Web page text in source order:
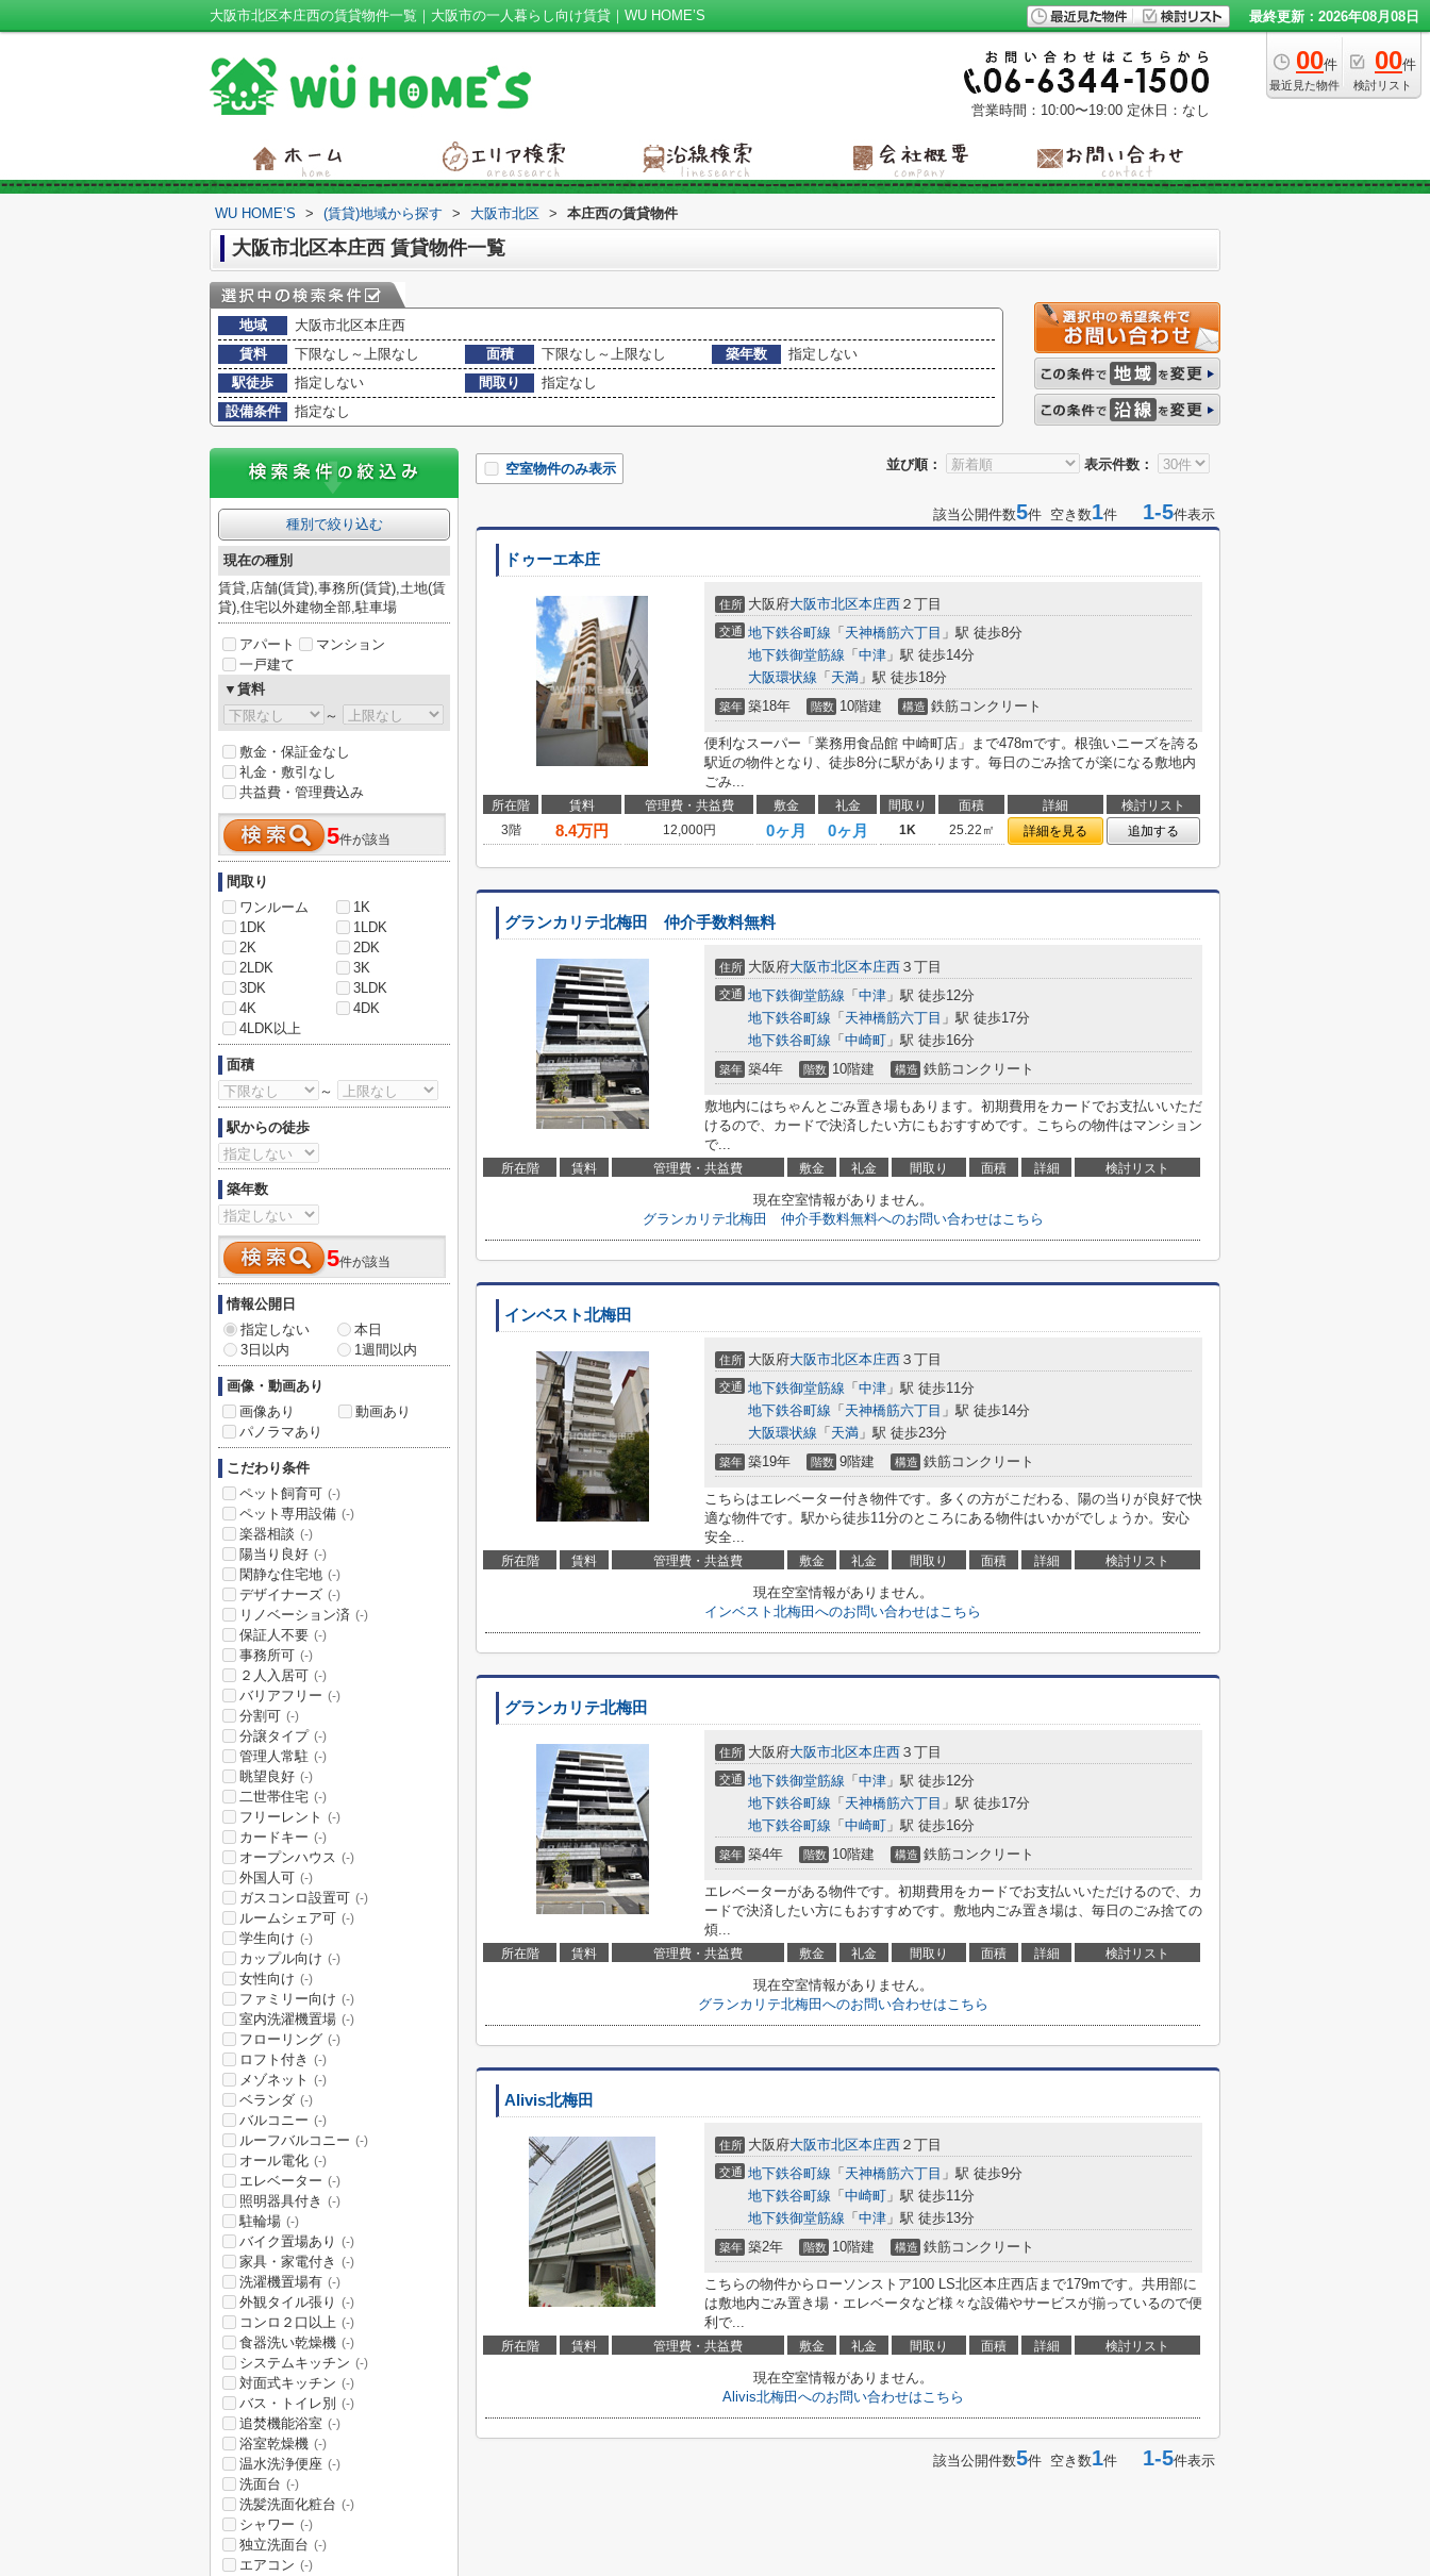
大阪市北区本庄西の賃貸物件一覧｜大阪市の一人暮らし向け賃貸｜WU HOME’S 最終更新：2026年08月08日
00件
最近見た物件
00件
検討リスト
営業時間：10:00〜19:00 定休日：なし
WU HOME’S > (賃貸)地域から探す > 大阪市北区 > 本庄西の賃貸物件
大阪市北区本庄西 賃貸物件一覧
地域
大阪市北区本庄西
賃料
下限なし～上限なし 面積 下限なし～上限なし 築年数
指定しない
駅徒歩
指定しない 間取り
指定なし
設備条件
指定なし
並び順： 表示件数：
空室物件のみ表示
該当公開件数5件 空き数1件 1-5件表示
ドゥーエ本庄
住所 大阪府大阪市北区本庄西 ２丁目
交通 地下鉄谷町線 「 天神橋筋六丁目 」駅 徒歩8分
地下鉄御堂筋線 「 中津 」駅 徒歩14分
大阪環状線 「 天満 」駅 徒歩18分
築年 築18年 階数 10階建 構造 鉄筋コンクリート
便利なスーパー「業務用食品館 中崎町店」まで478mです。根強いニーズを誇る
駅近の物件となり、徒歩8分に駅があります。毎日のごみ捨てが楽になる敷地内
ごみ...
所在階 賃料 管理費・共益費 敷金 礼金 間取り 面積 詳細
検討リスト
3階
8.4万円 12,000円 0ヶ月 0ヶ月 1K 25.22㎡ 詳細を見る 追加する
グランカリテ北梅田 仲介手数料無料
住所 大阪府大阪市北区本庄西 ３丁目
交通 地下鉄御堂筋線 「 中津 」駅 徒歩12分
地下鉄谷町線 「 天神橋筋六丁目 」駅 徒歩17分
地下鉄谷町線 「 中崎町 」駅 徒歩16分
築年 築4年 階数 10階建 構造 鉄筋コンクリート
敷地内にはちゃんとごみ置き場もあります。初期費用をカードでお支払いいただ
けるので、カードで決済したい方にもおすすめです。こちらの物件はマンション
で...
所在階 賃料 管理費・共益費 敷金 礼金 間取り 面積 詳細 検討リスト
現在空室情報がありません。
グランカリテ北梅田 仲介手数料無料へのお問い合わせはこちら
インベスト北梅田
住所 大阪府大阪市北区本庄西 ３丁目
交通 地下鉄御堂筋線 「 中津 」駅 徒歩11分
地下鉄谷町線 「 天神橋筋六丁目 」駅 徒歩14分
大阪環状線 「 天満 」駅 徒歩23分
築年 築19年 階数 9階建 構造 鉄筋コンクリート
こちらはエレベーター付き物件です。多くの方がこだわる、陽の当りが良好で快
適な物件です。駅から徒歩11分のところにある物件はいかがでしょうか。安心
安全...
所在階 賃料 管理費・共益費 敷金 礼金 間取り 面積 詳細 検討リスト
現在空室情報がありません。
インベスト北梅田へのお問い合わせはこちら
グランカリテ北梅田
住所 大阪府大阪市北区本庄西 ３丁目
交通 地下鉄御堂筋線 「 中津 」駅 徒歩12分
地下鉄谷町線 「 天神橋筋六丁目 」駅 徒歩17分
地下鉄谷町線 「 中崎町 」駅 徒歩16分
築年 築4年 階数 10階建 構造 鉄筋コンクリート
エレベーターがある物件です。初期費用をカードでお支払いいただけるので、カ
ードで決済したい方にもおすすめです。敷地内ごみ置き場は、毎日のごみ捨ての
煩...
所在階 賃料 管理費・共益費 敷金 礼金 間取り 面積 詳細 検討リスト
現在空室情報がありません。
グランカリテ北梅田へのお問い合わせはこちら
Alivis北梅田
住所 大阪府大阪市北区本庄西 ２丁目
交通 地下鉄谷町線 「 天神橋筋六丁目 」駅 徒歩9分
地下鉄谷町線 「 中崎町 」駅 徒歩11分
地下鉄御堂筋線 「 中津 」駅 徒歩13分
築年 築2年 階数 10階建 構造 鉄筋コンクリート
こちらの物件からローソンストア100 LS北区本庄西店まで179mです。共用部に
は敷地内ごみ置き場・エレベータなど様々な設備やサービスが揃っているので便
利で...
所在階 賃料 管理費・共益費 敷金 礼金 間取り 面積 詳細 検討リスト
現在空室情報がありません。
Alivis北梅田へのお問い合わせはこちら
該当公開件数5件 空き数1件 1-5件表示
種別で絞り込む
現在の種別
賃貸,店舗(賃貸),事務所(賃貸),土地(賃
貸),住宅以外建物全部,駐車場
アパート
マンション
一戸建て
▼賃料
～
敷金・保証金なし
礼金・敷引なし
共益費・管理費込み
5件が該当
間取り
ワンルーム
1K
1DK
1LDK
2K
2DK
2LDK
3K
3DK
3LDK
4K
4DK
4LDK以上
面積
～
駅からの徒歩
築年数
5件が該当
情報公開日
指定しない
本日
3日以内
1週間以内
画像・動画あり
画像あり
動画あり
パノラマあり
こだわり条件
ペット飼育可 (-)
ペット専用設備 (-)
楽器相談 (-)
陽当り良好 (-)
閑静な住宅地 (-)
デザイナーズ (-)
リノベーション済 (-)
保証人不要 (-)
事務所可 (-)
２人入居可 (-)
バリアフリー (-)
分割可 (-)
分譲タイプ (-)
管理人常駐 (-)
眺望良好 (-)
二世帯住宅 (-)
フリーレント (-)
カードキー (-)
オープンハウス (-)
外国人可 (-)
ガスコンロ設置可 (-)
ルームシェア可 (-)
学生向け (-)
カップル向け (-)
女性向け (-)
ファミリー向け (-)
室内洗濯機置場 (-)
フローリング (-)
ロフト付き (-)
メゾネット (-)
ベランダ (-)
バルコニー (-)
ルーフバルコニー (-)
オール電化 (-)
エレベーター (-)
照明器具付き (-)
駐輪場 (-)
バイク置場あり (-)
家具・家電付き (-)
洗濯機置場有 (-)
外観タイル張り (-)
コンロ２口以上 (-)
食器洗い乾燥機 (-)
システムキッチン (-)
対面式キッチン (-)
バス・トイレ別 (-)
追焚機能浴室 (-)
浴室乾燥機 (-)
温水洗浄便座 (-)
洗面台 (-)
洗髪洗面化粧台 (-)
シャワー (-)
独立洗面台 (-)
エアコン (-)